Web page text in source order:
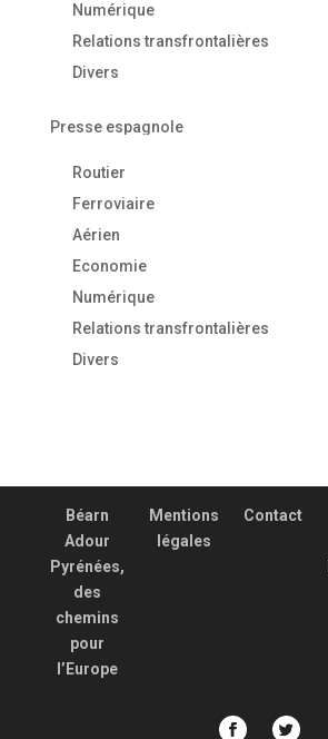
Numérique
Relations transfrontalières
Divers
Presse espagnole
Routier
Ferroviaire
Aérien
Economie
Numérique
Relations transfrontalières
Divers
Béarn
Adour
Pyrénées,
des
chemins
pour
l’Europe
Mentions
légales
Contact